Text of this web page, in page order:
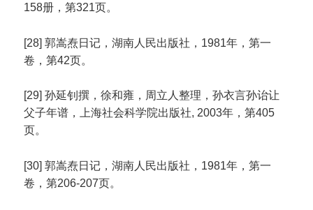
158册，第321页。
[28] 郭嵩焘日记，湖南人民出版社，1981年，第一
卷，第42页。
[29] 孙延钊撰，徐和雍，周立人整理，孙衣言孙诒让
父子年谱，上海社会科学院出版社, 2003年，第405
页。
[30] 郭嵩焘日记，湖南人民出版社，1981年，第一
卷，第206-207页。